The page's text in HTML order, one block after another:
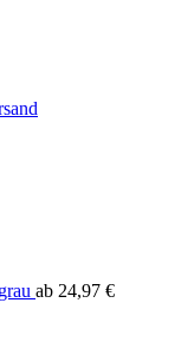
ab 24,97 €